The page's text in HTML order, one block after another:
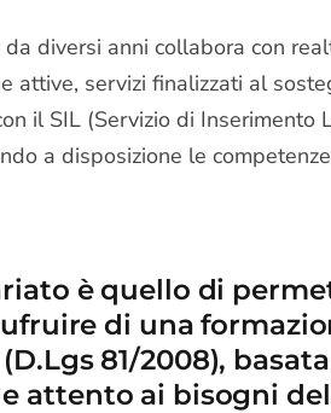
diversi anni collabora con
servizi finalizzati al
il SIL (Servizio di Inserimento
a disposizione le
è quello di
di una
81/2008),
attento ai bisogni